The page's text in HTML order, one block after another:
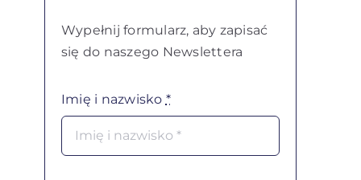
Wypełnij formularz, aby zapisać
się do naszego Newslettera
Imię i nazwisko *